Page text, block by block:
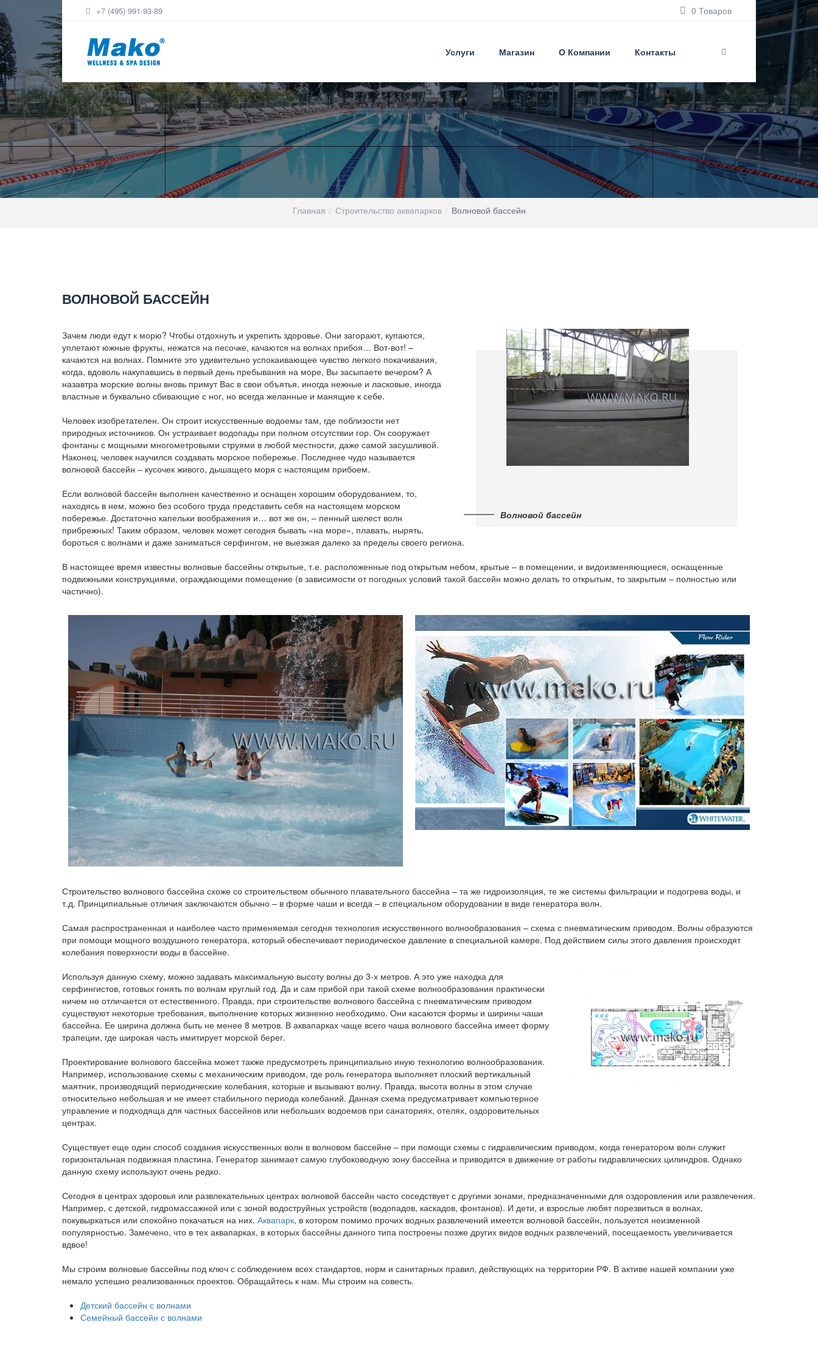
+7 (495) 991-93-89 0 Товаров
Услуги Магазин О Компании Контакты
Главная Строительство аквапарков Волновой бассейн
ВОЛНОВОЙ БАССЕЙН
Волновой бассейн
Зачем люди едут к морю? Чтобы отдохнуть и укрепить здоровье. Они загорают, купаются,
уплетают южные фрукты, нежатся на песочке, качаются на волнах прибоя… Вот-вот! –
качаются на волнах. Помните это удивительно успокаивающее чувство легкого покачивания,
когда, вдоволь накупавшись в первый день пребывания на море, Вы засыпаете вечером? А
назавтра морские волны вновь примут Вас в свои объятья, иногда нежные и ласковые, иногда
властные и буквально сбивающие с ног, но всегда желанные и манящие к себе.
Человек изобретателен. Он строит искусственные водоемы там, где поблизости нет
природных источников. Он устраивает водопады при полном отсутствии гор. Он сооружает
фонтаны с мощными многометровыми струями в любой местности, даже самой засушливой.
Наконец, человек научился создавать морское побережье. Последнее чудо называется
волновой бассейн – кусочек живого, дышащего моря с настоящим прибоем.
Если волновой бассейн выполнен качественно и оснащен хорошим оборудованием, то,
находясь в нем, можно без особого труда представить себя на настоящем морском
побережье. Достаточно капельки воображения и… вот же он, – пенный шелест волн
прибрежных! Таким образом, человек может сегодня бывать «на море», плавать, нырять,
бороться с волнами и даже заниматься серфингом, не выезжая далеко за пределы своего региона.
В настоящее время известны волновые бассейны открытые, т.е. расположенные под открытым небом, крытые – в помещении, и видоизменяющиеся, оснащенные
подвижными конструкциями, ограждающими помещение (в зависимости от погодных условий такой бассейн можно делать то открытым, то закрытым – полностью или
частично).
Строительство волнового бассейна схоже со строительством обычного плавательного бассейна – та же гидроизоляция, те же системы фильтрации и подогрева воды, и
т.д. Принципиальные отличия заключаются обычно – в форме чаши и всегда – в специальном оборудовании в виде генератора волн.
Самая распространенная и наиболее часто применяемая сегодня технология искусственного волнообразования – схема с пневматическим приводом. Волны образуются
при помощи мощного воздушного генератора, который обеспечивает периодическое давление в специальной камере. Под действием силы этого давления происходят
колебания поверхности воды в бассейне.
Используя данную схему, можно задавать максимальную высоту волны до 3-х метров. А это уже находка для
серфингистов, готовых гонять по волнам круглый год. Да и сам прибой при такой схеме волнообразования практически
ничем не отличается от естественного. Правда, при строительстве волнового бассейна с пневматическим приводом
существуют некоторые требования, выполнение которых жизненно необходимо. Они касаются формы и ширины чаши
бассейна. Ее ширина должна быть не менее 8 метров. В аквапарках чаще всего чаша волнового бассейна имеет форму
трапеции, где широкая часть имитирует морской берег.
Проектирование волнового бассейна может также предусмотреть принципиально иную технологию волнообразования.
Например, использование схемы с механическим приводом, где роль генератора выполняет плоский вертикальный
маятник, производящий периодические колебания, которые и вызывают волну. Правда, высота волны в этом случае
относительно небольшая и не имеет стабильного периода колебаний. Данная схема предусматривает компьютерное
управление и подходяща для частных бассейнов или небольших водоемов при санаториях, отелях, оздоровительных
центрах.
Существует еще один способ создания искусственных волн в волновом бассейне – при помощи схемы с гидравлическим приводом, когда генератором волн служит
горизонтальная подвижная пластина. Генератор занимает самую глубоководную зону бассейна и приводится в движение от работы гидравлических цилиндров. Однако
данную схему используют очень редко.
Сегодня в центрах здоровья или развлекательных центрах волновой бассейн часто соседствует с другими зонами, предназначенными для оздоровления или развлечения.
Например, с детской, гидромассажной или с зоной водоструйных устройств (водопадов, каскадов, фонтанов). И дети, и взрослые любят порезвиться в волнах,
покувыркаться или спокойно покачаться на них. Аквапарк, в котором помимо прочих водных развлечений имеется волновой бассейн, пользуется неизменной
популярностью. Замечено, что в тех аквапарках, в которых бассейны данного типа построены позже других видов водных развлечений, посещаемость увеличивается
вдвое!
Мы строим волновые бассейны под ключ с соблюдением всех стандартов, норм и санитарных правил, действующих на территории РФ. В активе нашей компании уже
немало успешно реализованных проектов. Обращайтесь к нам. Мы строим на совесть.
Детский бассейн с волнами
Семейный бассейн с волнами